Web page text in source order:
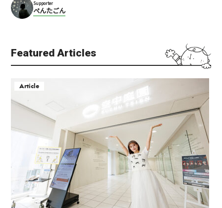
Supporter
ぺんたごん
Featured Articles
Article